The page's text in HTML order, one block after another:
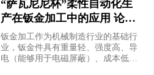
“萨瓦尼尼杯”柔性自动化生
产在钣金加工中的应用 论文
征集
钣金加工作为机械制造行业的基础行
业，钣金件具有重量轻、强度高、导
电（能够用于电磁屏蔽）、成本低、